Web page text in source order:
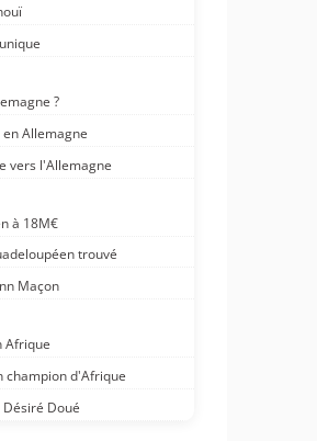
?
Allemagne
vers l'Allemagne
à 18M€
trouvé
Maçon
Afrique
champion d'Afrique
Doué